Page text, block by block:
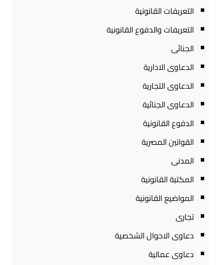
التعريفات القانونية
التعريفات والدفوع القانونية
الجنائى
الدعاوى الادارية
الدعاوى التجارية
الدعاوى الجنائية
الدفوع القانونية
القوانين المصرية
المدنى
المكتبة القانونية
المواضيع القانونية
تجارى
دعاوى الاحوال الشخصية
دعاوى عمالية